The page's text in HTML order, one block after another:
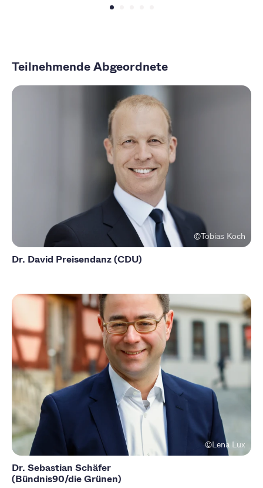
Teilnehmende Abgeordnete
©Tobias Koch
Dr. David Preisendanz (CDU)
©Lena Lux
Dr. Sebastian Schäfer
(Bündnis90/die Grünen)